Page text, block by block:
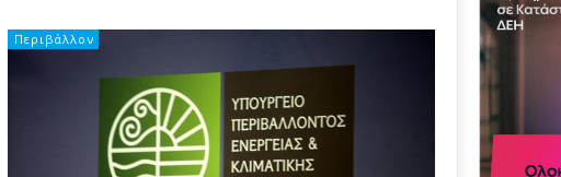
Περιβάλλον